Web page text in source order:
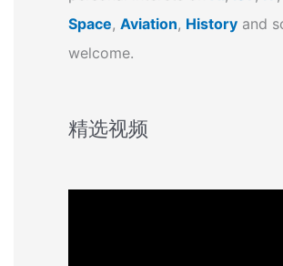
Space, Aviation, History and
welcome.
精选视频